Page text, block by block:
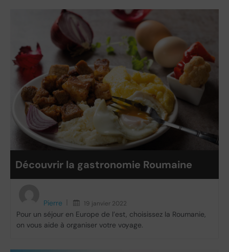
Découvrir la gastronomie Roumaine
Pierre 19 janvier 2022
Pour un séjour en Europe de l’est, choisissez la Roumanie,
on vous aide à organiser votre voyage.